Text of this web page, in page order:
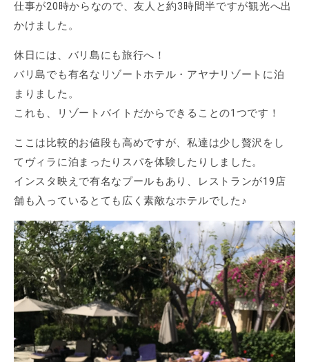
仕事が20時からなので、友人と約3時間半ですが観光へ出
かけました。
休日には、バリ島にも旅行へ！
バリ島でも有名なリゾートホテル・アヤナリゾートに泊
まりました。
これも、リゾートバイトだからできることの1つです！
ここは比較的お値段も高めですが、私達は少し贅沢をし
てヴィラに泊まったりスパを体験したりしました。
インスタ映えで有名なプールもあり、レストランが19店
舗も入っているとても広く素敵なホテルでした♪